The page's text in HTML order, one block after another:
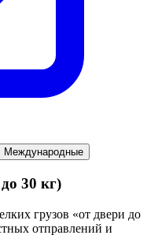
Международные
30 кг)
грузов «от двери до
отправлений и